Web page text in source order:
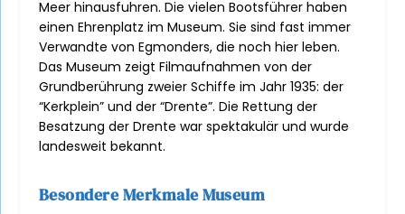
Meer hinausfuhren. Die vielen Bootsführer haben
einen Ehrenplatz im Museum. Sie sind fast immer
Verwandte von Egmonders, die noch hier leben.
Das Museum zeigt Filmaufnahmen von der
Grundberührung zweier Schiffe im Jahr 1935: der
“Kerkplein” und der “Drente”. Die Rettung der
Besatzung der Drente war spektakulär und wurde
landesweit bekannt.
Besondere Merkmale Museum